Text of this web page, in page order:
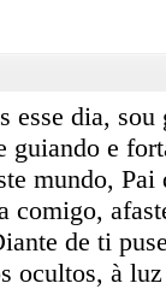
esse dia,
guiando e
mundo,
comigo,
de ti
ocultos, à